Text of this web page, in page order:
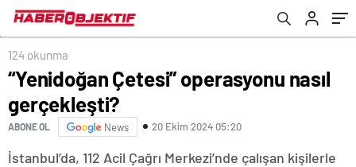
124 okunma
“Yenidoğan Çetesi” operasyonu nasıl
gerçekleşti?
ABONE OL News 20 Ekim 2024 05:20
İstanbul’da, 112 Acil Çağrı Merkezi’nde çalışan kişilerle